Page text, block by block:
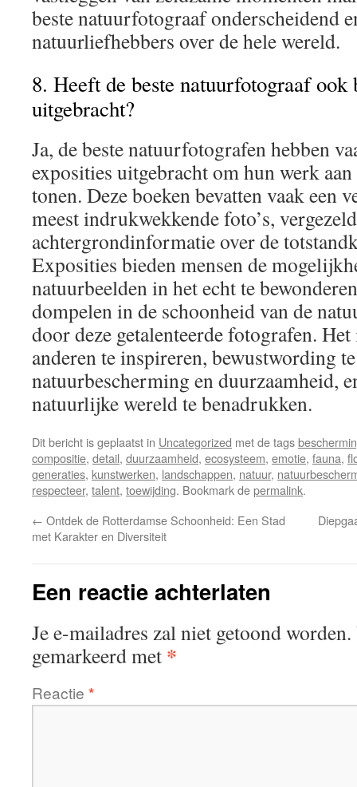
beste natuurfotograaf onderscheidend
natuurliefhebbers over de hele wereld.
8. Heeft de beste natuurfotograaf ook
uitgebracht?
Ja, de beste natuurfotografen hebben
exposities uitgebracht om hun werk
tonen. Deze boeken bevatten vaak een
meest indrukwekkende foto’s,
achtergrondinformatie over de
Exposities bieden mensen de
natuurbeelden in het echt te
dompelen in de schoonheid van de
door deze getalenteerde fotografen.
anderen te inspireren, bewustwording
natuurbescherming en duurzaamheid,
natuurlijke wereld te benadrukken.
Dit bericht is geplaatst in Uncategorized met de tags
compositie, detail, duurzaamheid, ecosysteem, emotie, fauna,
generaties, kunstwerken, landschappen, natuur,
respecteer, talent, toewijding. Bookmark depermalink.
← Ontdek de Rotterdamse Schoonheid: Een Stad
met Karakter en Diversiteit
Een reactie achterlaten
Je e-mailadres zal niet getoond worden.
gemarkeerd met *
Reactie *